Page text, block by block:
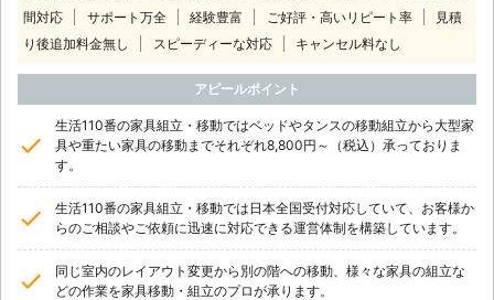
間対応
サポート万全 経験豊富 ご好評・高いリピート率
見積
り後追加料金無し
スピーディーな対応 キャンセル料なし
アピールポイント
生活110番の家具組立・移動ではベッドやタンスの移動組立から大型家
具や重たい家具の移動までそれぞれ8,800円～（税込）承っておりま
す。
生活110番の家具組立・移動では日本全国受付対応していて、お客様か
らのご相談やご依頼に迅速に対応できる運営体制を構築しています。
同じ室内のレイアウト変更から別の階への移動、様々な家具の組立な
どの作業を家具移動・組立のプロが承ります。